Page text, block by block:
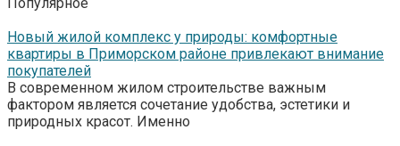
Популярное
Новый жилой комплекс у природы: комфортные
квартиры в Приморском районе привлекают внимание
покупателей
В современном жилом строительстве важным
фактором является сочетание удобства, эстетики и
природных красот. Именно